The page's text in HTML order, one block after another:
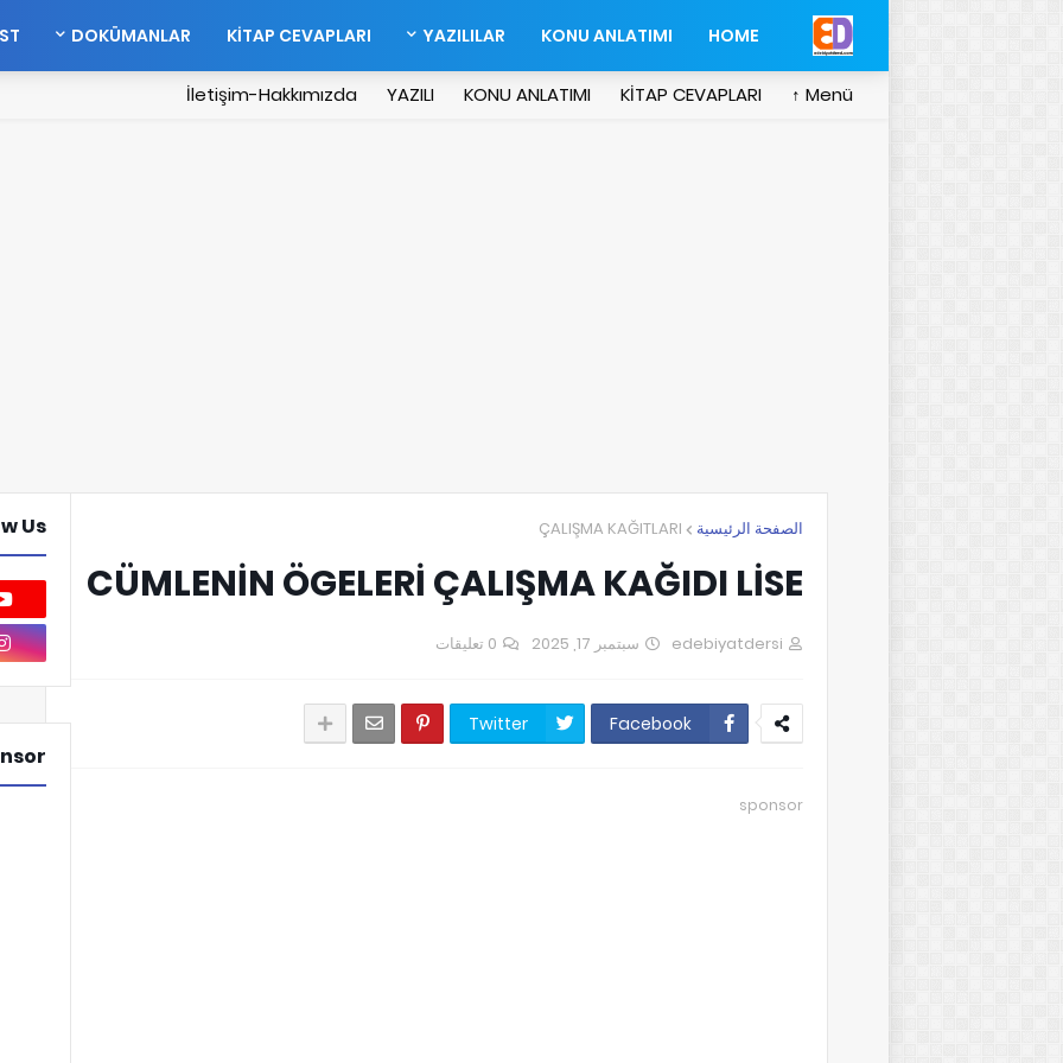
HOME
KONU ANLATIMI
YAZILILAR
KİTAP CEVAPLARI
DOKÜMANLAR
Menü ↑
KİTAP CEVAPLARI
KONU ANLATIMI
YAZILI
İletişim-Hakkımızda
الصفحة الرئيسية ÇALIŞMA KAĞITLARI
CÜMLENİN ÖGELERİ ÇALIŞMA KAĞIDI LİSE
edebiyatdersi سبتمبر 17, 2025 0 تعليقات
Facebook
Twitter
sponsor
Us